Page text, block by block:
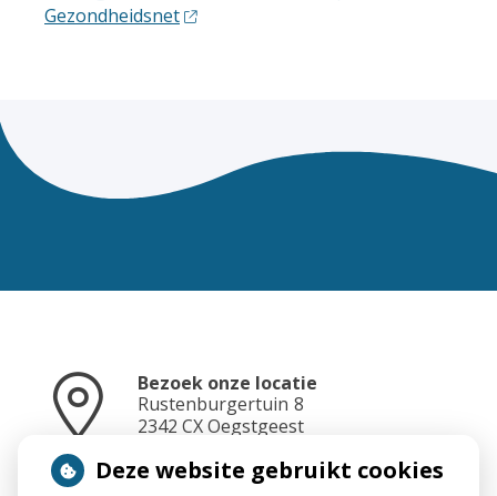
Gezondheidsnet
Bezoek onze locatie
Rustenburgertuin 8
2342 CXOegstgeest
Deze website gebruikt cookies